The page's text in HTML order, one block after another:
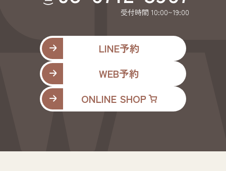
受付時間 10:00~19:00
LINE予約
WEB予約
ONLINE SHOP